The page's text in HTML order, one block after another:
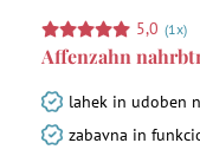
5,0 (1x)
Affenzahn
lahek in udoben
zabavna in